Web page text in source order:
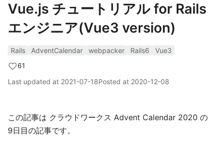
Vue.js チュートリアル for Rails
エンジニア(Vue3 version)
Rails AdventCalendar webpacker Rails6
Vue3
61
Last updated at 2021-07-18Posted at 2020-12-08
この記事は クラウドワークス Advent Calendar 2020 の
9日目の記事です。